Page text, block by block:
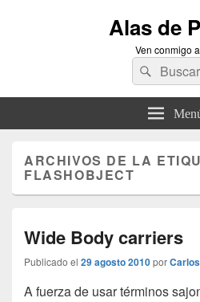
Alas de
Ven conmigo
Buscar
por:
Buscar
ARCHIVOS DE LA
FLASHOBJECT
Wide Body carriers
Publicado el 29 agosto 2010porCarlos
A fuerza de usar términos